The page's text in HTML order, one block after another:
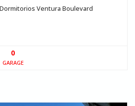
Ventura Boulevard
0
GARAGE